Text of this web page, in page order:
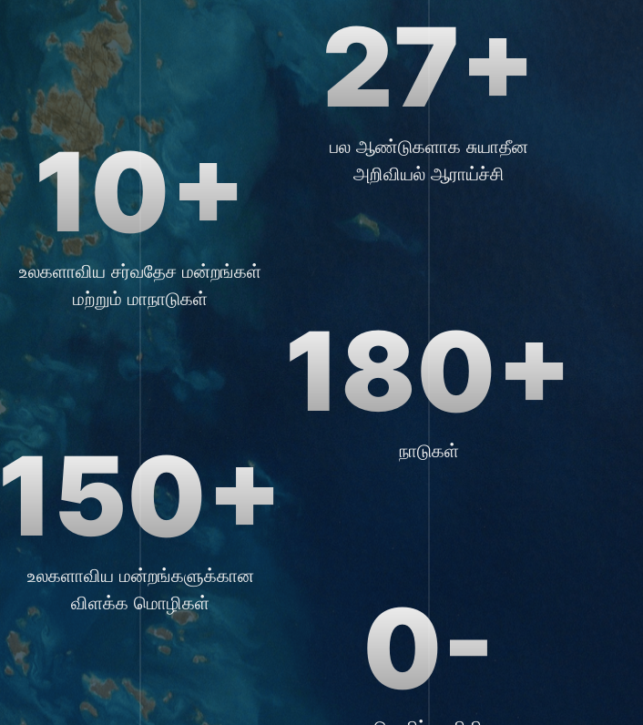
10+
உலகளாவிய சர்வதேச மன்றங்கள்
மற்றும் மாநாடுகள்
150+
உலகளாவிய மன்றங்களுக்கான
விளக்க மொழிகள்
27+
பல ஆண்டுகளாக சுயாதீன
அறிவியல் ஆராய்ச்சி
180+
நாடுகள்
0-